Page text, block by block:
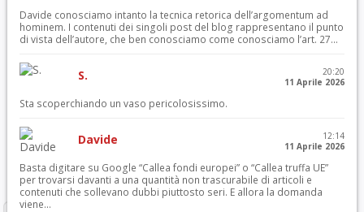
Davide conosciamo intanto la tecnica retorica dell’argomentum ad
hominem. I contenuti dei singoli post del blog rappresentano il punto
di vista dell’autore, che ben conosciamo come conosciamo l’art. 27...
S.
20:20
11 Aprile 2026
Sta scoperchiando un vaso pericolosissimo.
Davide
12:14
11 Aprile 2026
Basta digitare su Google “Callea fondi europei” o “Callea truffa UE”
per trovarsi davanti a una quantità non trascurabile di articoli e
contenuti che sollevano dubbi piuttosto seri. E allora la domanda
viene...